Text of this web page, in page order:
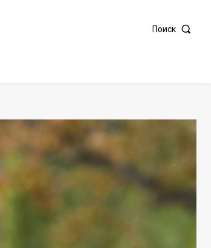
Поиск